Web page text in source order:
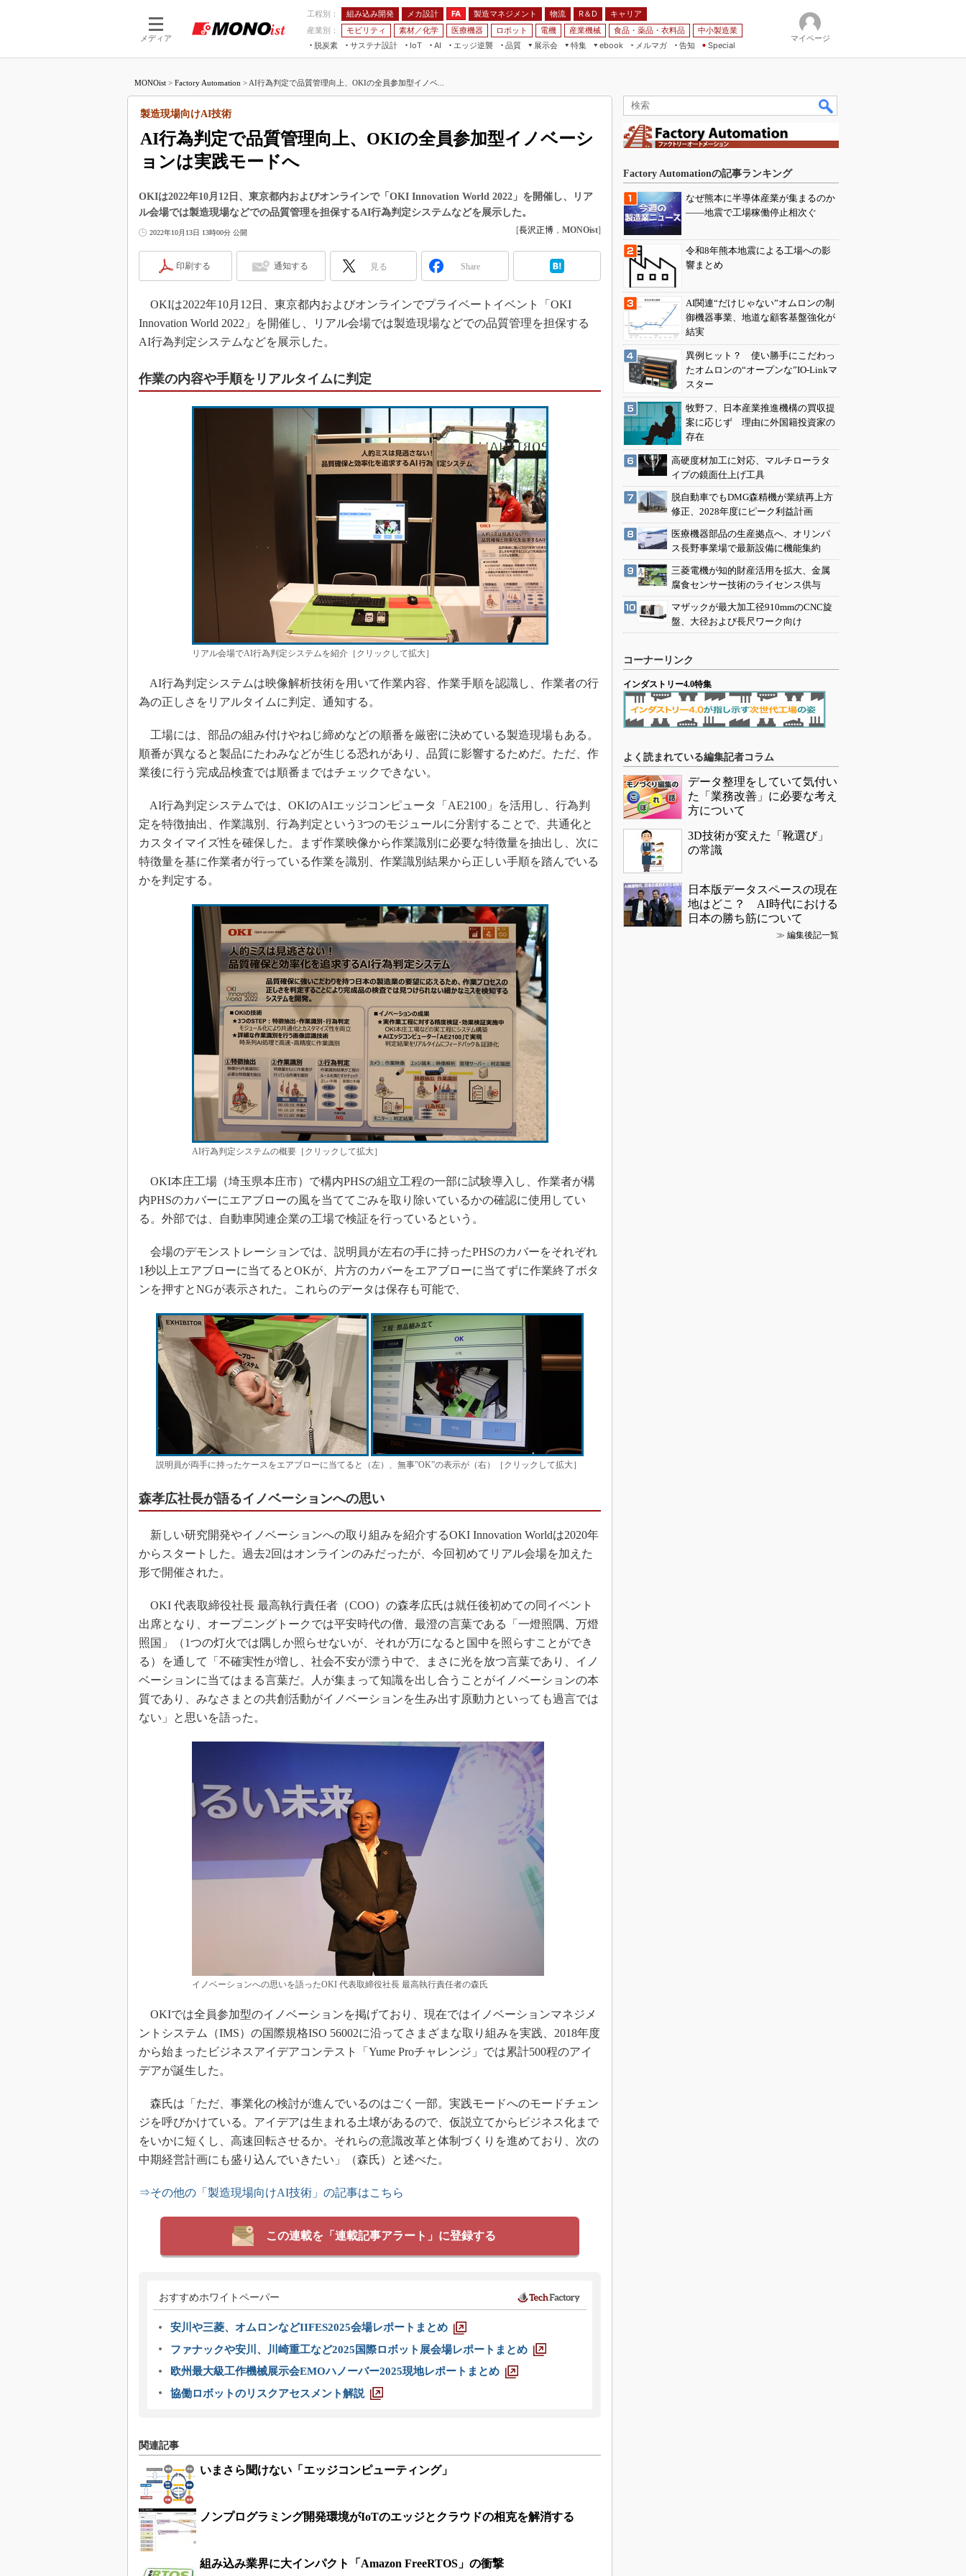
メディア
工程別： 組み込み開発 メカ設計 FA 製造マネジメント 物流 R＆D
キャリア
産業別：
モビリティ 素材／化学 医療機器 ロボット 電機 産業機械 食品・薬品・衣料品
中小製造業
脱炭素
サステナ設計
IoT
つながる工場
AI
AI×設備保全
エッジ逆襲 品質
展示会
JIMTOF
IIFES
TECHNO-FRONTIER
EdgeTech+
特集
つながるクルマ
VR／AR
フィールドサービス
組み込み画像技術
組み込みモデリング
車載ソフト開発
ISO26262
無償設計ツール
3Dプリンタ
インダストリー4.0
製造業ビッグデータ
メイドインジャパン
知財マネジメント
海外生産
グローバル設計・開発
制御セキュリティ
新型コロナへの対応
ebook
FA
モビリティ
メルマガ
告知 Special
マイページ
MONOist > Factory Automation > AI行為判定で品質管理向上、OKIの全員参加型イノベ...
AI行為判定で品質管理向上、OKIの全員参加型イノベーシ
ョンは実践モードへ
製造現場向けAI技術
OKIは2022年10月12日、東京都内およびオンラインで「OKI Innovation World 2022」を開催し、リア
ル会場では製造現場などでの品質管理を担保するAI行為判定システムなどを展示した。
2022年10月13日 13時00分 公開 [長沢正博 ， MONOist]
印刷する 通知する 見る Share
OKIは2022年10月12日、東京都内およびオンラインでプライベートイベント「OKI
Innovation World 2022」を開催し、リアル会場では製造現場などでの品質管理を担保する
AI行為判定システムなどを展示した。
作業の内容や手順をリアルタイムに判定
リアル会場でAI行為判定システムを紹介［クリックして拡大］
AI行為判定システムは映像解析技術を用いて作業内容、作業手順を認識し、作業者の行
為の正しさをリアルタイムに判定、通知する。
工場には、部品の組み付けやねじ締めなどの順番を厳密に決めている製造現場もある。
順番が異なると製品にたわみなどが生じる恐れがあり、品質に影響するためだ。ただ、作
業後に行う完成品検査では順番まではチェックできない。
AI行為判定システムでは、OKIのAIエッジコンピュータ「AE2100」を活用し、行為判
定を特徴抽出、作業識別、行為判定という3つのモジュールに分割することで、共通化と
カスタイマイズ性を確保した。まず作業映像から作業識別に必要な特徴量を抽出し、次に
特徴量を基に作業者が行っている作業を識別、作業識別結果から正しい手順を踏んでいる
かを判定する。
AI行為判定システムの概要［クリックして拡大］
OKI本庄工場（埼玉県本庄市）で構内PHSの組立工程の一部に試験導入し、作業者が構
内PHSのカバーにエアブローの風を当ててごみを取り除いているかの確認に使用してい
る。外部では、自動車関連企業の工場で検証を行っているという。
会場のデモンストレーションでは、説明員が左右の手に持ったPHSのカバーをそれぞれ
1秒以上エアブローに当てるとOKが、片方のカバーをエアブローに当てずに作業終了ボタ
ンを押すとNGが表示された。これらのデータは保存も可能で、
説明員が両手に持ったケースをエアブローに当てると（左）、無事”OK”の表示が（右）［クリックして拡大］
森孝広社長が語るイノベーションへの思い
新しい研究開発やイノベーションへの取り組みを紹介するOKI Innovation Worldは2020年
からスタートした。過去2回はオンラインのみだったが、今回初めてリアル会場を加えた
形で開催された。
OKI 代表取締役社長 最高執行責任者（COO）の森孝広氏は就任後初めての同イベント
出席となり、オープニングトークでは平安時代の僧、最澄の言葉である「一燈照隅、万燈
照国」（1つの灯火では隅しか照らせないが、それが万になると国中を照らすことができ
る）を通して「不確実性が増し、社会不安が漂う中で、まさに光を放つ言葉であり、イノ
ベーションに当てはまる言葉だ。人が集まって知識を出し合うことがイノベーションの本
質であり、みなさまとの共創活動がイノベーションを生み出す原動力といっても過言では
ない」と思いを語った。
イノベーションへの思いを語ったOKI 代表取締役社長 最高執行責任者の森氏
OKIでは全員参加型のイノベーションを掲げており、現在ではイノベーションマネジメ
ントシステム（IMS）の国際規格ISO 56002に沿ってさまざまな取り組みを実践、2018年度
から始まったビジネスアイデアコンテスト「Yume Proチャレンジ」では累計500程のアイ
デアが誕生した。
森氏は「ただ、事業化の検討が進んでいるのはごく一部。実践モードへのモードチェン
ジを呼びかけている。アイデアは生まれる土壌があるので、仮説立てからビジネス化まで
をいかに短くし、高速回転させるか。それらの意識改革と体制づくりを進めており、次の
中期経営計画にも盛り込んでいきたい」（森氏）と述べた。
⇒その他の「製造現場向けAI技術」の記事はこちら
この連載を「連載記事アラート」に登録する
おすすめホワイトペーパー
安川や三菱、オムロンなどIIFES2025会場レポートまとめ
ファナックや安川、川崎重工など2025国際ロボット展会場レポートまとめ
欧州最大級工作機械展示会EMOハノーバー2025現地レポートまとめ
協働ロボットのリスクアセスメント解説
関連記事
いまさら聞けない「エッジコンピューティング」
ノンプログラミング開発環境がIoTのエッジとクラウドの相克を解消する
組み込み業界に大インパクト「Amazon FreeRTOS」の衝撃
Factory Automationの記事ランキング
なぜ熊本に半導体産業が集まるのか
――地震で工場稼働停止相次ぐ
令和8年熊本地震による工場への影
響まとめ
AI関連“だけじゃない”オムロンの制
御機器事業、地道な顧客基盤強化が
結実
異例ヒット？ 使い勝手にこだわっ
たオムロンの“オープンな”IO-Linkマ
スター
牧野フ、日本産業推進機構の買収提
案に応じず 理由に外国籍投資家の
存在
高硬度材加工に対応、マルチローラタ
イプの鏡面仕上げ工具
脱自動車でもDMG森精機が業績再上方
修正、2028年度にピーク利益計画
医療機器部品の生産拠点へ、オリンパ
ス長野事業場で最新設備に機能集約
三菱電機が知的財産活用を拡大、金属
腐食センサー技術のライセンス供与
マザックが最大加工径910mmのCNC旋
盤、大径および長尺ワーク向け
コーナーリンク
インダストリー4.0特集
よく読まれている編集記者コラム
データ整理をしていて気付い
た「業務改善」に必要な考え
方について
3D技術が変えた「靴選び」
の常識
日本版データスペースの現在
地はどこ？ AI時代における
日本の勝ち筋について
≫ 編集後記一覧